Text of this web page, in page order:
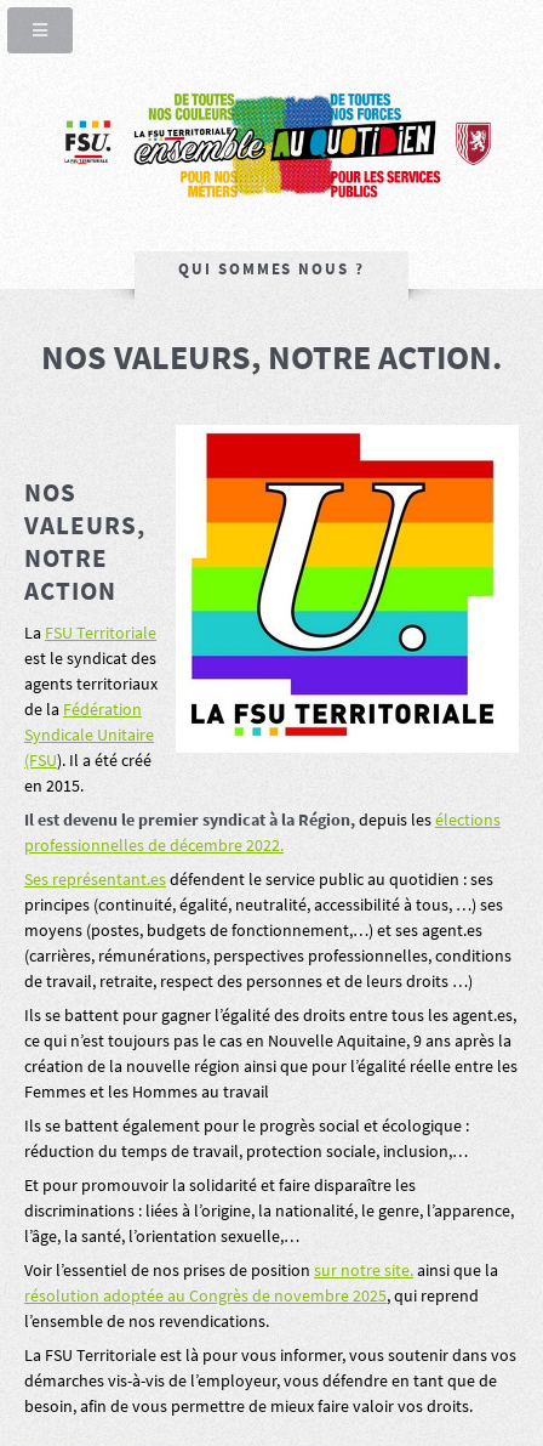
QUI SOMMES NOUS ?
NOS VALEURS, NOTRE ACTION.
NOS
VALEURS,
NOTRE
ACTION
La FSU Territoriale
est le syndicat des
agents territoriaux
de la Fédération
Syndicale Unitaire
(FSU). Il a été créé
en 2015.
Il est devenu le premier syndicat à la Région,depuis lesélections
professionnelles de décembre 2022.
Ses représentant.esdéfendent le service public au quotidien : ses
principes (continuité, égalité, neutralité, accessibilité à tous, …) ses
moyens (postes, budgets de fonctionnement,…) et ses agent.es
(carrières, rémunérations, perspectives professionnelles, conditions
de travail, retraite, respect des personnes et de leurs droits …)
Ils se battent pour gagner l’égalité des droits entre tous les agent.es,
ce qui n’est toujours pas le cas en Nouvelle Aquitaine, 9 ans après la
création de la nouvelle région ainsi que pour l’égalité réelle entre les
Femmes et les Hommes au travail
Ils se battent également pour le progrès social et écologique :
réduction du temps de travail, protection sociale, inclusion,…
Et pour promouvoir la solidarité et faire disparaître les
discriminations : liées à l’origine, la nationalité, le genre, l’apparence,
l’âge, la santé, l’orientation sexuelle,…
Voir l’essentiel de nos prises de position sur notre site.ainsi que la
résolution adoptée au Congrès de novembre 2025, qui reprend
l’ensemble de nos revendications.
La FSU Territoriale est là pour vous informer, vous soutenir dans vos
démarches vis-à-vis de l’employeur, vous défendre en tant que de
besoin, afin de vous permettre de mieux faire valoir vos droits.